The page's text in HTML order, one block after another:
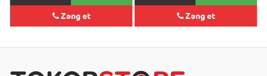
Zəng et Zəng et